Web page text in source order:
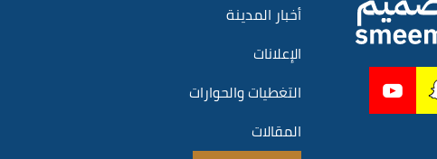
أخبار المدينة
الإعلانات
التغطيات والحوارات
المقالات